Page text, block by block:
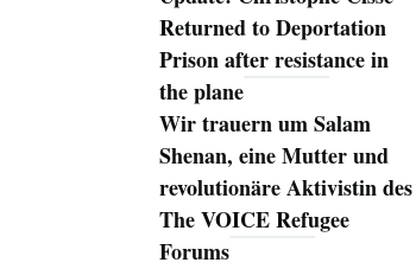
Returned to Deportation
Prison after resistance in
the plane
Wir trauern um Salam
Shenan, eine Mutter und
revolutionäre Aktivistin des
The VOICE Refugee
Forums